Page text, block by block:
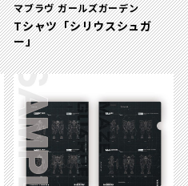
マブラヴ ガールズガーデン
Tシャツ「シリウスシュガ
ー」